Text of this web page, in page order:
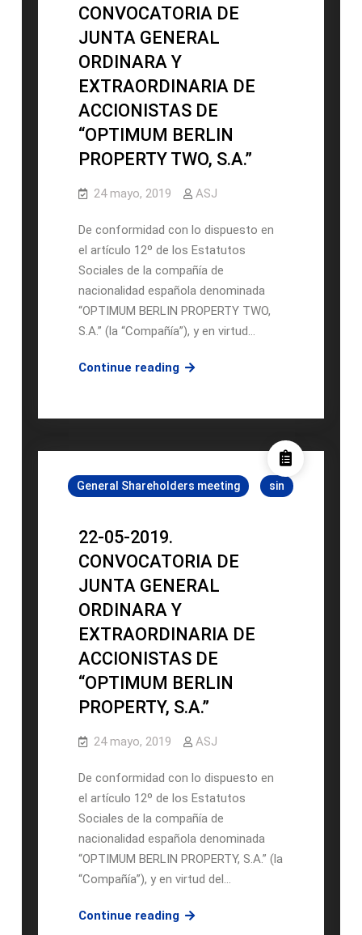
CONVOCATORIA DE
JUNTA GENERAL
ORDINARA Y
EXTRAORDINARIA DE
ACCIONISTAS DE
“OPTIMUM BERLIN
PROPERTY TWO, S.A.”
24 mayo, 2019 ASJ
De conformidad con lo dispuesto en
el artículo 12º de los Estatutos
Sociales de la compañía de
nacionalidad española denominada
“OPTIMUM BERLIN PROPERTY TWO,
S.A.” (la “Compañía”), y en virtud…
Continue reading22-
DE
GENERAL
DE
ACCIONISTAS
DE
“OPTIMUM
BERLIN
TWO,
S.A.”
General Shareholders meeting sin
22-05-2019.
CONVOCATORIA DE
JUNTA GENERAL
ORDINARA Y
EXTRAORDINARIA DE
ACCIONISTAS DE
“OPTIMUM BERLIN
PROPERTY, S.A.”
24 mayo, 2019 ASJ
De conformidad con lo dispuesto en
el artículo 12º de los Estatutos
Sociales de la compañía de
nacionalidad española denominada
“OPTIMUM BERLIN PROPERTY, S.A.” (la
“Compañía”), y en virtud del…
Continue reading22-